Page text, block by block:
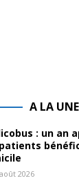
A LA UNE
: un an
2026